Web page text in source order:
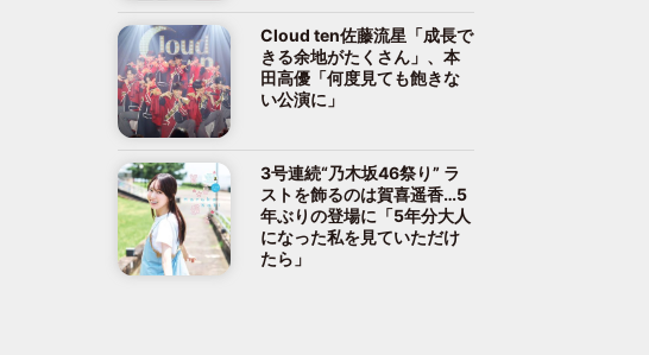
Cloud ten佐藤流星「成長で
きる余地がたくさん」、本
田高優「何度見ても飽きな
い公演に」
3号連続“乃木坂46祭り” ラ
ストを飾るのは賀喜遥香…5
年ぶりの登場に「5年分大人
になった私を見ていただけ
たら」